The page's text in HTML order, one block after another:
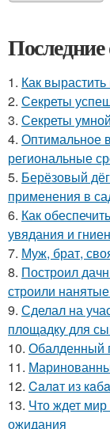
Последние
1. Как
2. Секреты
3. Секреты
4. Оптимальное
региональные
5. Берёзовый
применения в
6. Как
увядания и
7. Муж, брат,
8. Построил
строили
9. Сделал на
площадку для
10. Обалденный
11.
12. Caлaт из
13. Что ждет
ожидания